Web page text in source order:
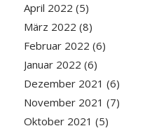
April 2022 (5)
März 2022 (8)
Februar 2022 (6)
Januar 2022 (6)
Dezember 2021 (6)
November 2021 (7)
Oktober 2021 (5)